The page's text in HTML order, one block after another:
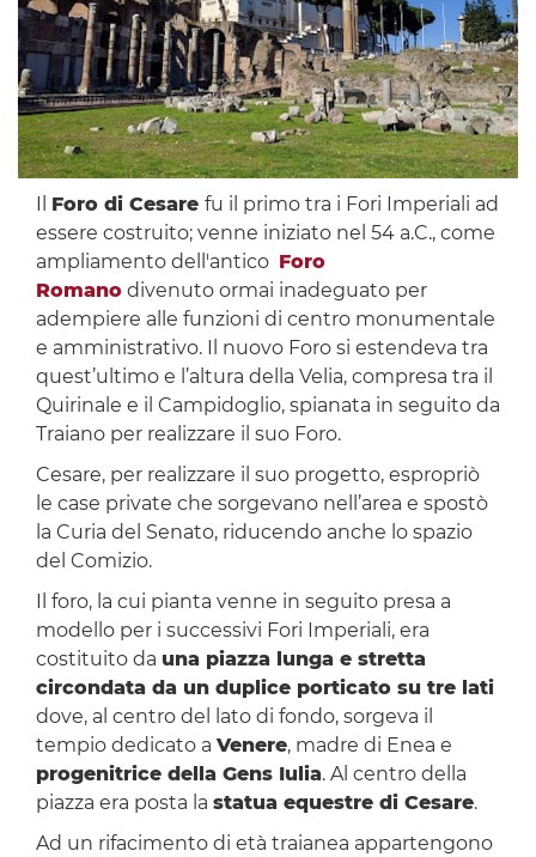
Foro di Cesare fu il primo tra i Fori Imperiali ad
essere costruito; venne iniziato nel 54 a.C., come
ampliamento dell'antico Foro
Romanodivenuto ormai inadeguato per
adempiere alle funzioni di centro monumentale
e amministrativo. Il nuovo Foro si estendeva tra
quest’ultimo e l’altura della Velia, compresa tra il
Quirinale e il Campidoglio, spianata in seguito da
Traiano per realizzare il suo Foro.
Cesare, per realizzare il suo progetto, espropriò
le case private che sorgevano nell’area e spostò
la Curia del Senato, riducendo anche lo spazio
del Comizio.
Il foro, la cui pianta venne in seguito presa a
modello per i successivi Fori Imperiali, era
costituito da una piazza lunga e stretta
circondata da un duplice porticato su tre lati
dove, al centro del lato di fondo, sorgeva il
tempio dedicato a Venere, madre di Enea e
progenitrice della Gens Iulia. Al centro della
piazza era posta la statua equestre di Cesare.
Ad un rifacimento di età traianea appartengono